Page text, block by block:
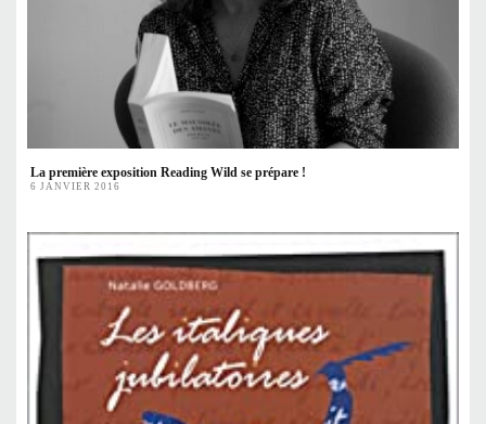
La première exposition Reading Wild se prépare !
6 JANVIER 2016